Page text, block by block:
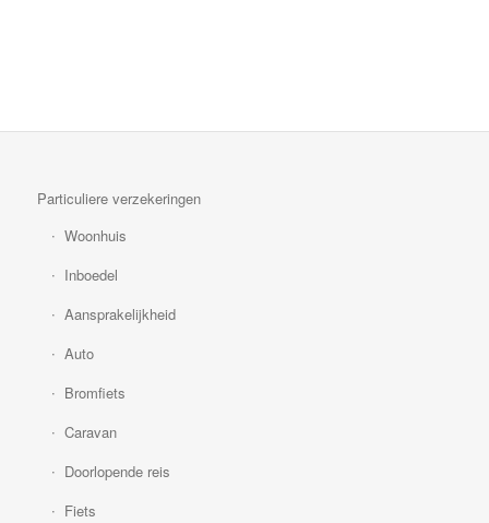
Particuliere verzekeringen
Woonhuis
Inboedel
Aansprakelijkheid
Auto
Bromfiets
Caravan
Doorlopende reis
Fiets